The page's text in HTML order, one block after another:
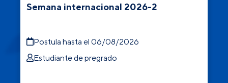
Semana internacional 2026-2
Postula hasta el 06/08/2026
Estudiante de pregrado